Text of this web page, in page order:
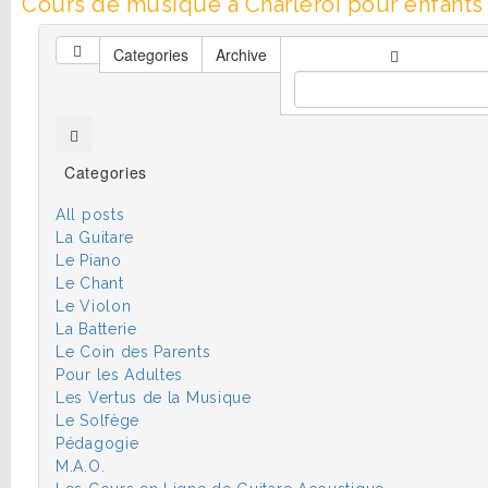
Categories Archive
Categories
All posts
La Guitare
Le Piano
Le Chant
Le Violon
La Batterie
Le Coin des Parents
Pour les Adultes
Les Vertus de la Musique
Le Solfège
Pédagogie
M.A.O.